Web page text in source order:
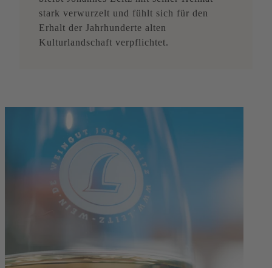
stark verwurzelt und fühlt sich für den
Erhalt der Jahrhunderte alten
Kulturlandschaft verpflichtet.